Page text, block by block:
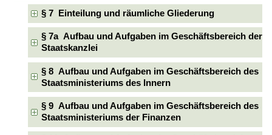
§ 7 Einteilung und räumliche Gliederung
§ 7a Aufbau und Aufgaben im Geschäftsbereich der
Staatskanzlei
§ 8 Aufbau und Aufgaben im Geschäftsbereich des
Staatsministeriums des Innern
§ 9 Aufbau und Aufgaben im Geschäftsbereich des
Staatsministeriums der Finanzen